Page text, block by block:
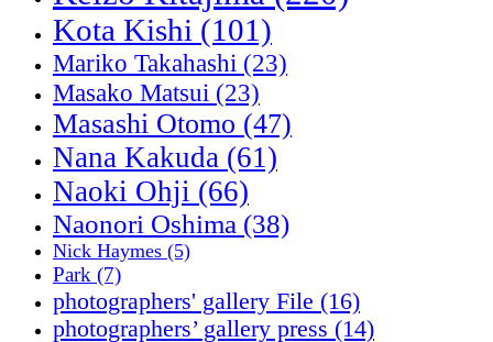
Kota Kishi (101)
Mariko Takahashi (23)
Masako Matsui (23)
Masashi Otomo (47)
Nana Kakuda (61)
Naoki Ohji (66)
Naonori Oshima (38)
Nick Haymes (5)
Park (7)
photographers' gallery File (16)
photographers’ gallery press (14)